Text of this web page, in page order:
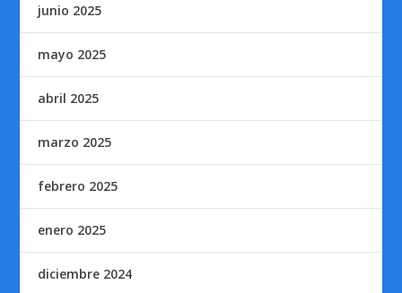
junio 2025
mayo 2025
abril 2025
marzo 2025
febrero 2025
enero 2025
diciembre 2024